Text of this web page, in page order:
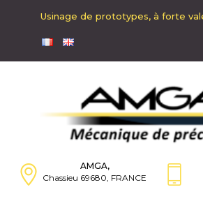
Usinage de prototypes, à forte
AMGA,
Chassieu 69680, FRANCE